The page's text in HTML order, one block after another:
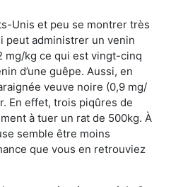
Unis et peu se montrer très
peut administrer un venin
mg/kg ce qui est vingt-cinq
d’une guêpe. Aussi, en
veuve noire (0,9 mg/
En effet, trois piqûres de
à tuer un rat de 500kg. À
semble être moins
que vous en retrouviez